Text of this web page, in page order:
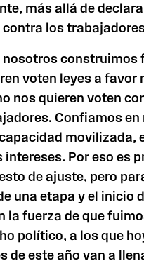
más allá de
los
nosotros construimos
voten leyes a favor
nos quieren voten
Confiamos
movilizada,
intereses. Por eso es
de ajuste, pero
una etapa y el inicio
la fuerza de que
político, a los que
de este año van a